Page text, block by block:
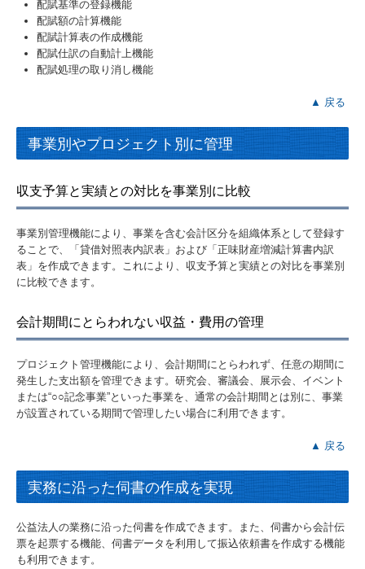
配賦基準の登録機能
配賦額の計算機能
配賦計算表の作成機能
配賦仕訳の自動計上機能
配賦処理の取り消し機能
▲ 戻る
事業別やプロジェクト別に管理
収支予算と実績との対比を事業別に比較
事業別管理機能により、事業を含む会計区分を組織体系として登録す
ることで、「貸借対照表内訳表」および「正味財産増減計算書内訳
表」を作成できます。これにより、収支予算と実績との対比を事業別
に比較できます。
会計期間にとらわれない収益・費用の管理
プロジェクト管理機能により、会計期間にとらわれず、任意の期間に
発生した支出額を管理できます。研究会、審議会、展示会、イベント
または“○○記念事業”といった事業を、通常の会計期間とは別に、事業
が設置されている期間で管理したい場合に利用できます。
▲ 戻る
実務に沿った伺書の作成を実現
公益法人の業務に沿った伺書を作成できます。また、伺書から会計伝
票を起票する機能、伺書データを利用して振込依頼書を作成する機能
も利用できます。